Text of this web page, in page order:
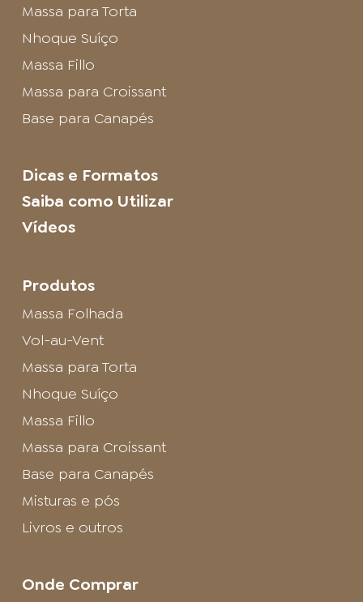
Massa para Torta
Nhoque Suíço
Massa Fillo
Massa para Croissant
Base para Canapés
Dicas e Formatos
Saiba como Utilizar
Vídeos
Produtos
Massa Folhada
Vol-au-Vent
Massa para Torta
Nhoque Suíço
Massa Fillo
Massa para Croissant
Base para Canapés
Misturas e pós
Livros e outros
Onde Comprar